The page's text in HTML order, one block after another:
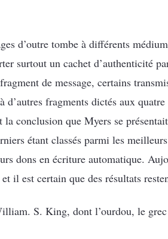
d’outre tombe à différents
surtout un cachet d’authenticité
de message, certains
fragments dictés aux
conclusion que Myers se
étant classés parmi les
dons en écriture automatique.
il est certain que des résultats
S. King, dont l’ourdou, le grec